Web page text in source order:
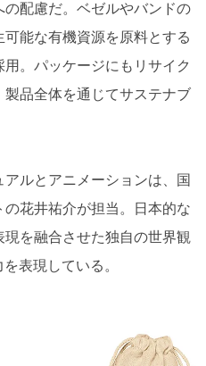
配慮だ。ベゼルやバンドの
能な有機資源を原料とする
。パッケージにもリサイク
品全体を通じてサステナブ
ルとアニメーションは、国
花井祐介が担当。日本的な
を融合させた独自の世界観
表現している。